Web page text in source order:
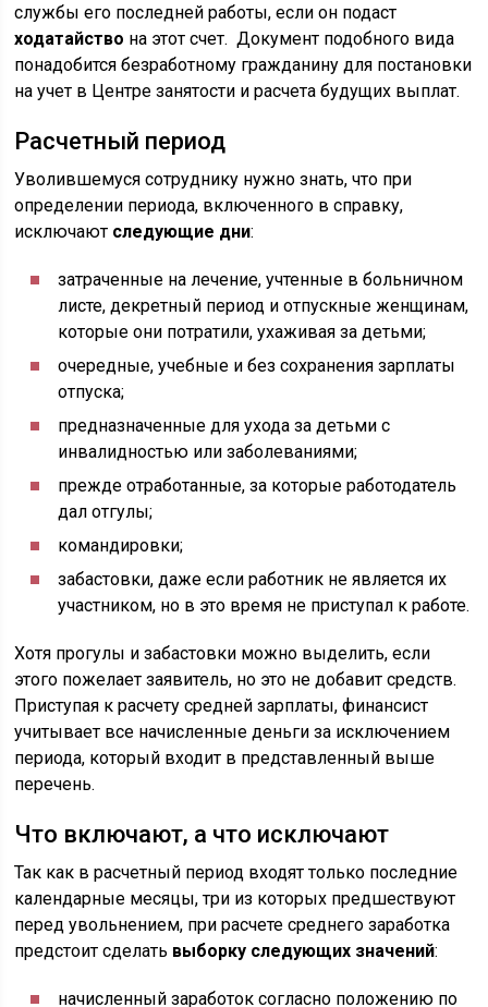
службы его последней работы, если он подаст
ходатайство на этот счет. Документ подобного вида
понадобится безработному гражданину для постановки
на учет в Центре занятости и расчета будущих выплат.
Расчетный период
Уволившемуся сотруднику нужно знать, что при
определении периода, включенного в справку,
исключают следующие дни:
затраченные на лечение, учтенные в больничном
листе, декретный период и отпускные женщинам,
которые они потратили, ухаживая за детьми;
очередные, учебные и без сохранения зарплаты
отпуска;
предназначенные для ухода за детьми с
инвалидностью или заболеваниями;
прежде отработанные, за которые работодатель
дал отгулы;
командировки;
забастовки, даже если работник не является их
участником, но в это время не приступал к работе.
Хотя прогулы и забастовки можно выделить, если
этого пожелает заявитель, но это не добавит средств.
Приступая к расчету средней зарплаты, финансист
учитывает все начисленные деньги за исключением
периода, который входит в представленный выше
перечень.
Что включают, а что исключают
Так как в расчетный период входят только последние
календарные месяцы, три из которых предшествуют
перед увольнением, при расчете среднего заработка
предстоит сделать выборку следующих значений:
начисленный заработок согласно положению по